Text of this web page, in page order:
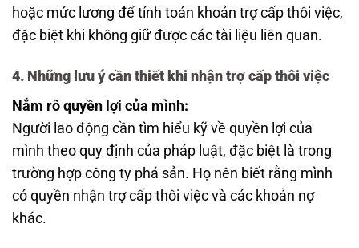
hoặc mức lương để tính toán khoản trợ cấp thôi việc,
đặc biệt khi không giữ được các tài liệu liên quan.
4. Những lưu ý cần thiết khi nhận trợ cấp thôi việc
Nắm rõ quyền lợi của mình:
Người lao động cần tìm hiểu kỹ về quyền lợi của
mình theo quy định của pháp luật, đặc biệt là trong
trường hợp công ty phá sản. Họ nên biết rằng mình
có quyền nhận trợ cấp thôi việc và các khoản nợ
khác.